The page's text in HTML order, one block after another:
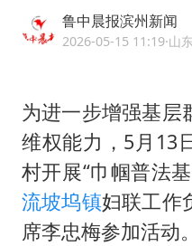
中
多
鲁中晨报滨州新闻
2026-05-15 11:19·山东
为进一步增强基层
维权能力，5月13
村开展“巾帼普法
流坡坞镇妇联工作
席李忠梅参加活动。